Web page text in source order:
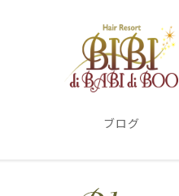
ブログ